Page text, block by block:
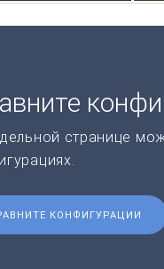
странице
КОНФИГУРАЦИИ